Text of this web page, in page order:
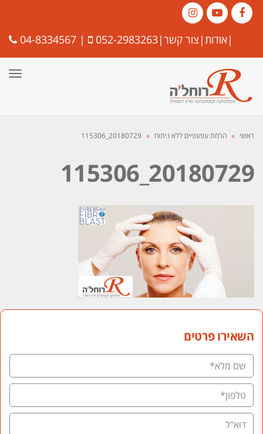
Facebook
YouTube
Instagram |אודות| צור קשר|
052-2983263
|
04-8334567
ראשי » הרמת עפעפיים ללא ניתוח »
20180729_115306
20180729_115306
השאירו פרטים